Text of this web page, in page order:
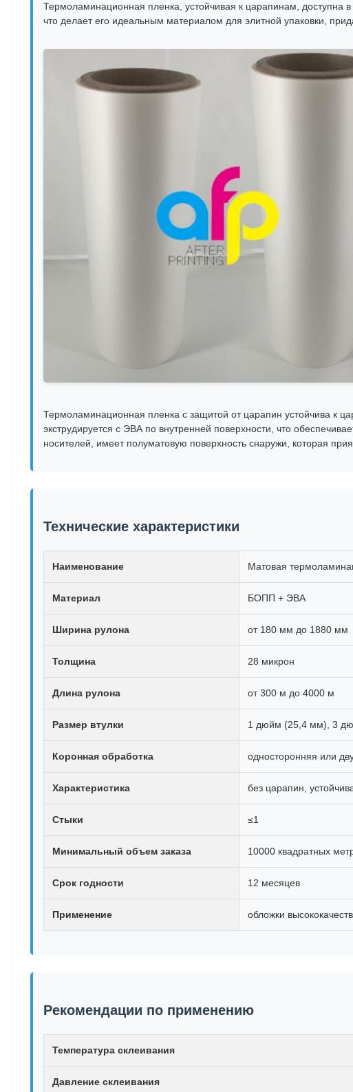
Термоламинационная пленка, устойчивая к царапинам, доступна
что делает его идеальным материалом для элитной упаковки,
Термоламинационная пленка с защитой от царапин устойчива к
экструдируется с ЭВА по внутренней поверхности, что
носителей, имеет полуматовую поверхность снаружи, которая
Технические характеристики
Наименование Матовая
Материал БОПП + ЭВА
Ширина рулона от 180 мм до 1880 мм
Толщина 28 микрон
Длина рулона от 300 м до 4000 м
Размер втулки 1 дюйм (25,4 мм), 3
Коронная обработка односторонняя или
Характеристика без царапин,
Стыки ≤1
Минимальный объем заказа 10000 квадратных
Срок годности 12 месяцев
Применение обложки
Рекомендации по применению
Температура склеивания
Давление склеивания